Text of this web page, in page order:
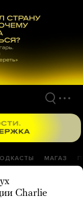
МАГАЗ
Charlie